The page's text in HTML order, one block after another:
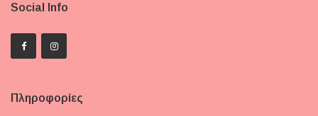
Social Info
Πληροφορίες